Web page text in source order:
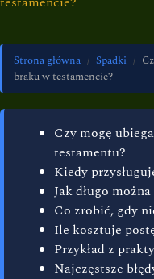
Strona główna / Spadki /
braku w testamencie?
Czy mogę
testamentu?
Kiedy
Jak długo
Co zrobić, gdy
Ile kosztuje
Przykład z
Najczęstsze